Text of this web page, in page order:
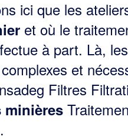
ici que les
et où le
à part. Là, les
et
Filtres
minières